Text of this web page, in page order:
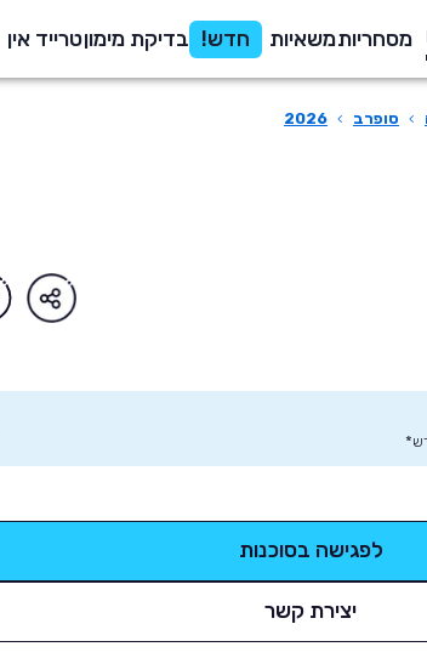
מסחריותמשאיות חדש! בדיקת מימוןטרייד אין
› סופרב ›
2026
*
לפגישה בסוכנות
יצירת קשר